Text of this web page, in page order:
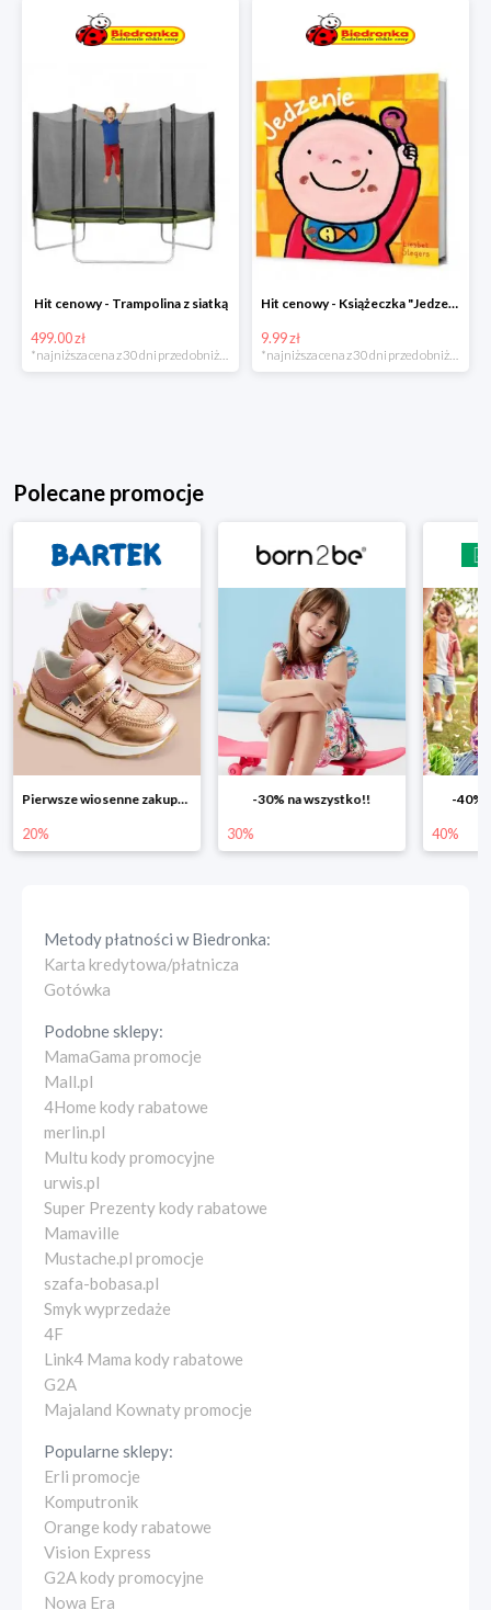
Hit cenowy - Trampolina z siatką
499.00 zł
Hit cenowy - Książeczka "Jedzenie"
9.99 zł
Polecane promocje
Pierwsze wiosenne zakupy -20%
20%
-30% na wszystko!!
30%
-40%
40%
Metody płatności wBiedronka:
Karta kredytowa/płatnicza
Gotówka
Podobne sklepy:
MamaGama promocje
Mall.pl
4Home kody rabatowe
merlin.pl
Multu kody promocyjne
urwis.pl
Super Prezenty kody rabatowe
Mamaville
Mustache.pl promocje
szafa-bobasa.pl
Smyk wyprzedaże
4F
Link4 Mama kody rabatowe
G2A
Majaland Kownaty promocje
Popularne sklepy:
Erli promocje
Komputronik
Orange kody rabatowe
Vision Express
G2A kody promocyjne
Nowa Era